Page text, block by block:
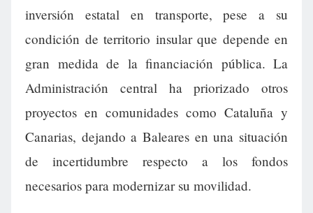
inversión estatal en transporte, pese a su
condición de territorio insular que depende en
gran medida de la financiación pública. La
Administración central ha priorizado otros
proyectos en comunidades como Cataluña y
Canarias, dejando a Baleares en una situación
de incertidumbre respecto a los fondos
necesarios para modernizar su movilidad.